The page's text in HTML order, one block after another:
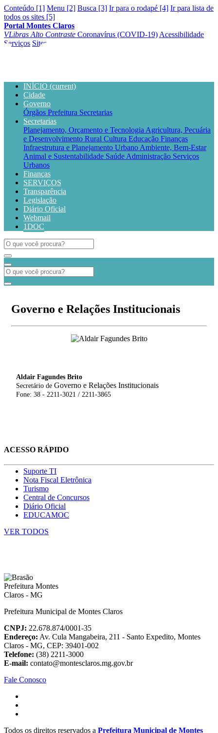
Conteúdo [1] Menu [2] Busca [3] Ir para o rodapé [4] Ir para lista de
todos os sites [5]
Portal Montes Claros
VLibras Alto Contraste Coronavírus (COVID-19) Acessibilidade
Serviços Sites
INÍCIO (current)
Cidade
Governo
Órgãos Prefeitura Secretarias
Secretarias
Planejamento, Orçamento e Tecnologia Agricultura, Pecuária
e Desenvolvimento Rural Cultura Educação Finanças
Infraestrutura e Planejamento Urbano Ambiente, Bem-Estar
Animal e Sustentabilidade Saúde Administração Serviços
Urbanos
Finanças
SERVIÇOS
Transparência
Legislação
Diário Oficial
Webmail
1DOC
Governo e Relações Institucionais
Aldair Fagundes Brito
Secretário de Governo e Relações Institucionais
Fone: 38 - 2211-3021 / 2211-3865
ACESSO RÁPIDO
Suporte TI
Nota Fiscal Eletrônica
Turismo
Central de Concursos
Diário Oficial
EDUCAMOC
VER TODOS
Prefeitura Municipal de Montes Claros
CNPJ: 22.678.874/0001-35
Endereço: Av. Cula Mangabeira, 211 - Santo Expedito, Montes
Claros - MG, CEP: 39401-002
Telefone: (38) 2211-3000
E-mail: contato@montesclaros.mg.gov.br
Fale Conosco
Todos os direitos reservados a Prefeitura Municipal de Montes